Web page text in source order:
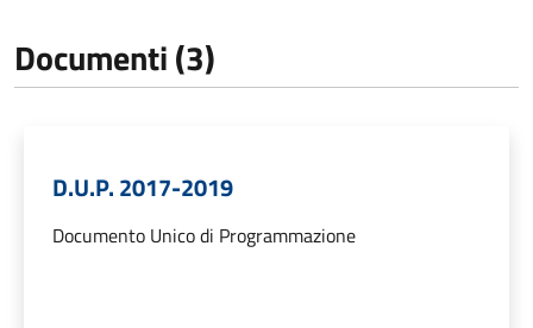
Documenti (3)
D.U.P. 2017-2019
Documento Unico di Programmazione